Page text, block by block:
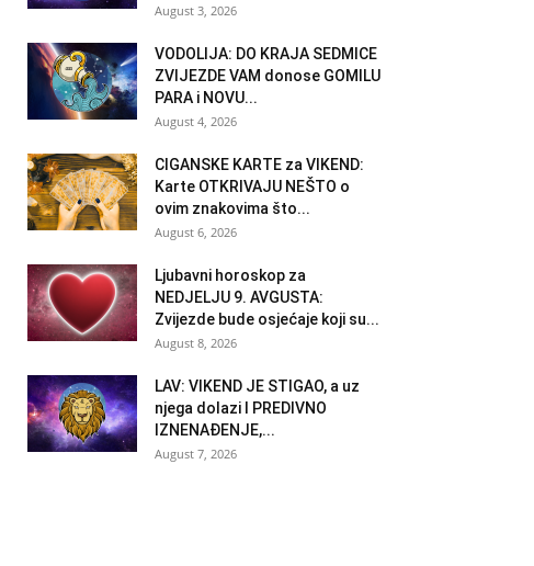
August 3, 2026
VODOLIJA: DO KRAJA SEDMICE
ZVIJEZDE VAM donose GOMILU
PARA i NOVU...
August 4, 2026
CIGANSKE KARTE za VIKEND:
Karte OTKRIVAJU NEŠTO o
ovim znakovima što...
August 6, 2026
Ljubavni horoskop za
NEDJELJU 9. AVGUSTA:
Zvijezde bude osjećaje koji su...
August 8, 2026
LAV: VIKEND JE STIGAO, a uz
njega dolazi I PREDIVNO
IZNENAĐENJE,...
August 7, 2026